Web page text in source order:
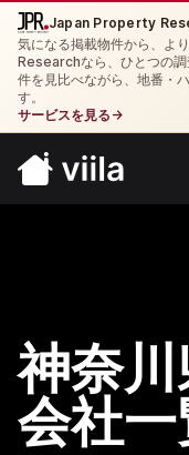
Japan Property
気になる掲載物件から、
Researchなら、ひとつの
件を見比べながら、地番・
す。
サービスを見る →
神奈
会社